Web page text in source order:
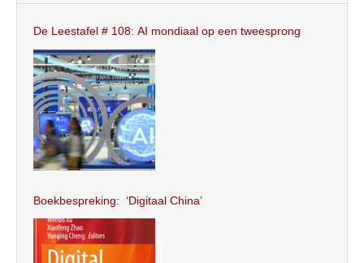
De Leestafel # 108: AI mondiaal op een tweesprong
Boekbespreking: ‘Digitaal China’